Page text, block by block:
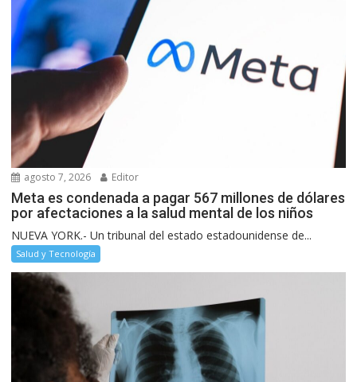
agosto 7, 2026 Editor
Meta es condenada a pagar 567 millones de dólares
por afectaciones a la salud mental de los niños
NUEVA YORK.- Un tribunal del estado estadounidense de...
Salud y Tecnología